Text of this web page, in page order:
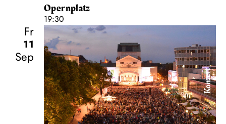
Opernplatz
19:30
Fr
11
Sep
Konzert